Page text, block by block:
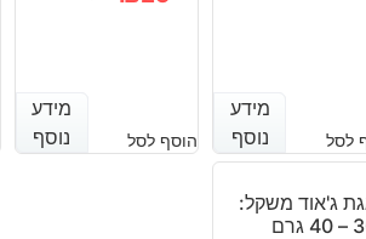
מידע
נוסף
לסל
מידע
נוסף
₪25.
₪23.
מידע
נוסף
הוסף לסל
מידע
נוסף
ג'אוד משקל:
גרם